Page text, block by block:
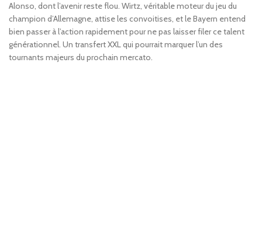
Alonso, dont l’avenir reste flou. Wirtz, véritable moteur du jeu du
champion d’Allemagne, attise les convoitises, et le Bayern entend
bien passer à l’action rapidement pour ne pas laisser filer ce talent
générationnel. Un transfert XXL qui pourrait marquer l’un des
tournants majeurs du prochain mercato.